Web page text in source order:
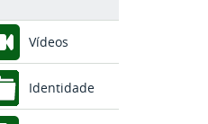
Vídeos
Identidade